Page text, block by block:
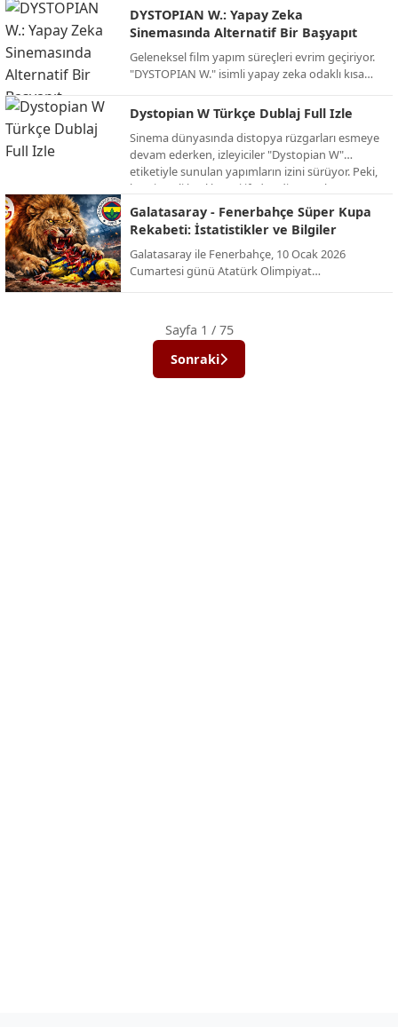
Fenerbahçe’den kaleci İrfan Can Eğribayat ve
ikas Eyüpspor’dan orta saha oyuncusu Yalçın
Kayan ile prensip anlaşmasına varıldığını
duyurdu.
DYSTOPIAN W.: Yapay Zeka
Sinemasında Alternatif Bir Başyapıt
Geleneksel film yapım süreçleri evrim geçiriyor.
"DYSTOPIAN W." isimli yapay zeka odaklı kısa
ve büyüleyici bir gelecek tasviri sunuyor. İşte AI
teknolojisinin sınırlarını zorlayan bu alternatif
projenin detayları.
Dystopian W Türkçe Dublaj Full Izle
Sinema dünyasında distopya rüzgarları esmeye
devam ederken, izleyiciler "Dystopian W"
etiketiyle sunulan yapımların izini sürüyor. Peki,
bu gizemli başlık neyi ifade ediyor ve bu türün
en dikkat çeken örnekleri neler? İşte distopik
evrenlerin kapısını aralayan kapsamlı bir bakış.
Galatasaray - Fenerbahçe Süper Kupa
Rekabeti: İstatistikler ve Bilgiler
Galatasaray ile Fenerbahçe, 10 Ocak 2026
Cumartesi günü Atatürk Olimpiyat
bu dev rekabetin Süper Kupa (ve eski adıyla
Cumhurbaşkanlığı Kupası) tarihindeki
istatistikleri ve önemli bilgileri:
Sayfa 1 / 75
Sonraki